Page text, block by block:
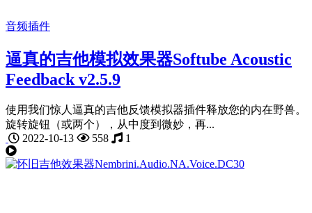
音频插件
逼真的吉他模拟效果器Softube Acoustic
Feedback v2.5.9
使用我们惊人逼真的吉他反馈模拟器插件释放您的内在野兽。
旋转旋钮（或两个），从中度到微妙，再...
2022-10-13
558 1